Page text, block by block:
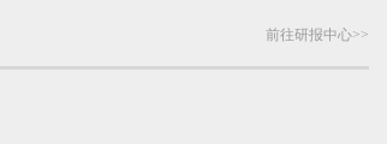
前往研报中心>>